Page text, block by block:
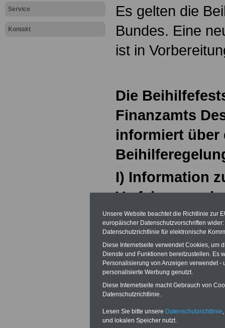
Service
Kontakt
Es gelten die
Bundes. Eine
ist in
Die
Finanzamts
informiert über
I) Information
Zukünftig
Kostenpläne,
zurückgesandt.
Dauer von 6
Unsere Website beachtet die Richtlinie zur
europäischer Datenschutzvorschriften
Datenschutzrichtlinie für elektronische
Diese Internetseite verwendet Cookies, um
Dienste und Funktionen bereitzustellen. Es
Personalisierung von Anzeigen verwendet
personalisierte Werbung genutzt.
Diese Internetseite macht Gebrauch von
Datenschutzrichtlinie.
Lesen Sie bitte unsere Datenschutzrichtlinie
und lokalen Speicher nutzt.